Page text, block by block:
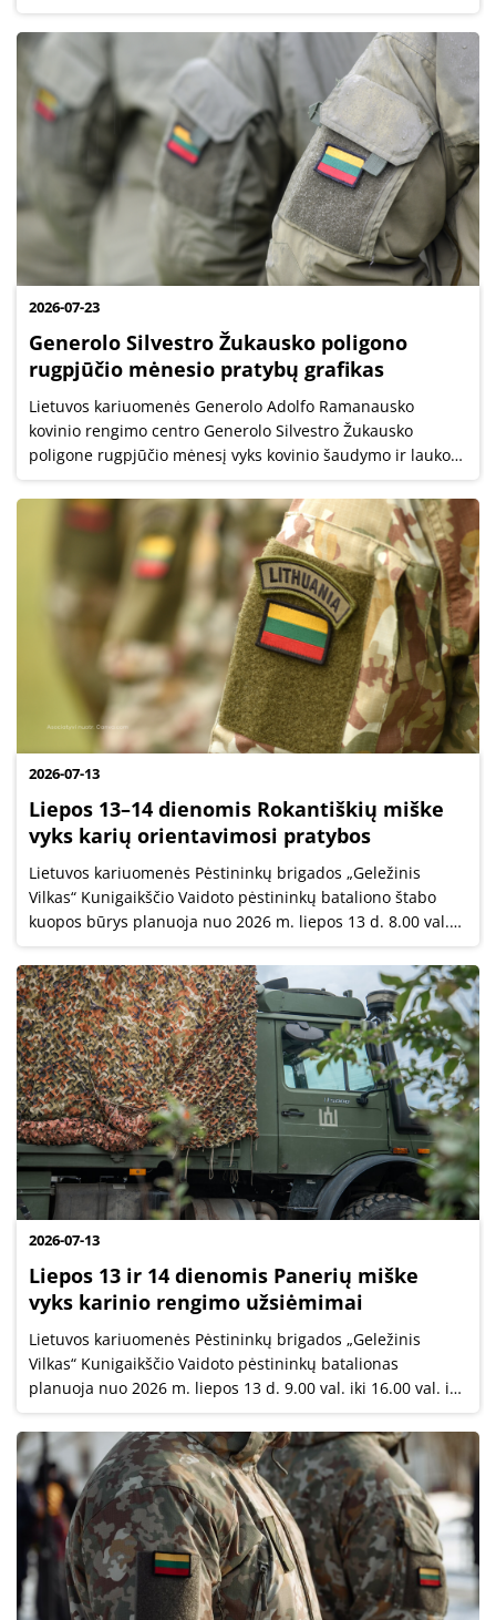
Didžiosios Kovos apygardos 8-osios rinktinės pratybos,
kurių tikslas treniruoti karius...
2026-07-23
Generolo Silvestro Žukausko poligono
rugpjūčio mėnesio pratybų grafikas
Lietuvos kariuomenės Generolo Adolfo Ramanausko
kovinio rengimo centro Generolo Silvestro Žukausko
poligone rugpjūčio mėnesį vyks kovinio šaudymo ir lauko
pratybos.
2026-07-13
Liepos 13–14 dienomis Rokantiškių miške
vyks karių orientavimosi pratybos
Lietuvos kariuomenės Pėstininkų brigados „Geležinis
Vilkas“ Kunigaikščio Vaidoto pėstininkų bataliono štabo
kuopos būrys planuoja nuo 2026 m. liepos 13 d. 8.00 val.
iki liepos 14 d. 17.00 val. vykdyti orientavimosi pratybas
Rokantiškių miške.
2026-07-13
Liepos 13 ir 14 dienomis Panerių miške
vyks karinio rengimo užsiėmimai
Lietuvos kariuomenės Pėstininkų brigados „Geležinis
Vilkas“ Kunigaikščio Vaidoto pėstininkų batalionas
planuoja nuo 2026 m. liepos 13 d. 9.00 val. iki 16.00 val. ir
liepos 14 d. nuo 9.00 val. iki 16.00 val. vykdyti užsiėmimus
Panerių miške.